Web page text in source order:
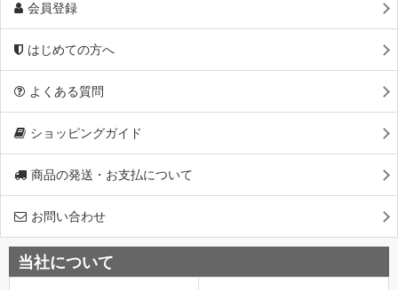
会員登録
はじめての方へ
よくある質問
ショッピングガイド
商品の発送・お支払について
お問い合わせ
当社について